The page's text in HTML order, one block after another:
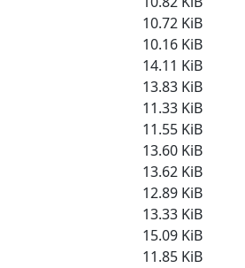
10.72 KiB
10.16 KiB
14.11 KiB
13.83 KiB
11.33 KiB
11.55 KiB
13.60 KiB
13.62 KiB
12.89 KiB
13.33 KiB
15.09 KiB
11.85 KiB